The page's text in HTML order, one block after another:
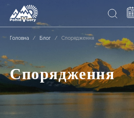
Головна / Блог / Спорядження
Спорядження